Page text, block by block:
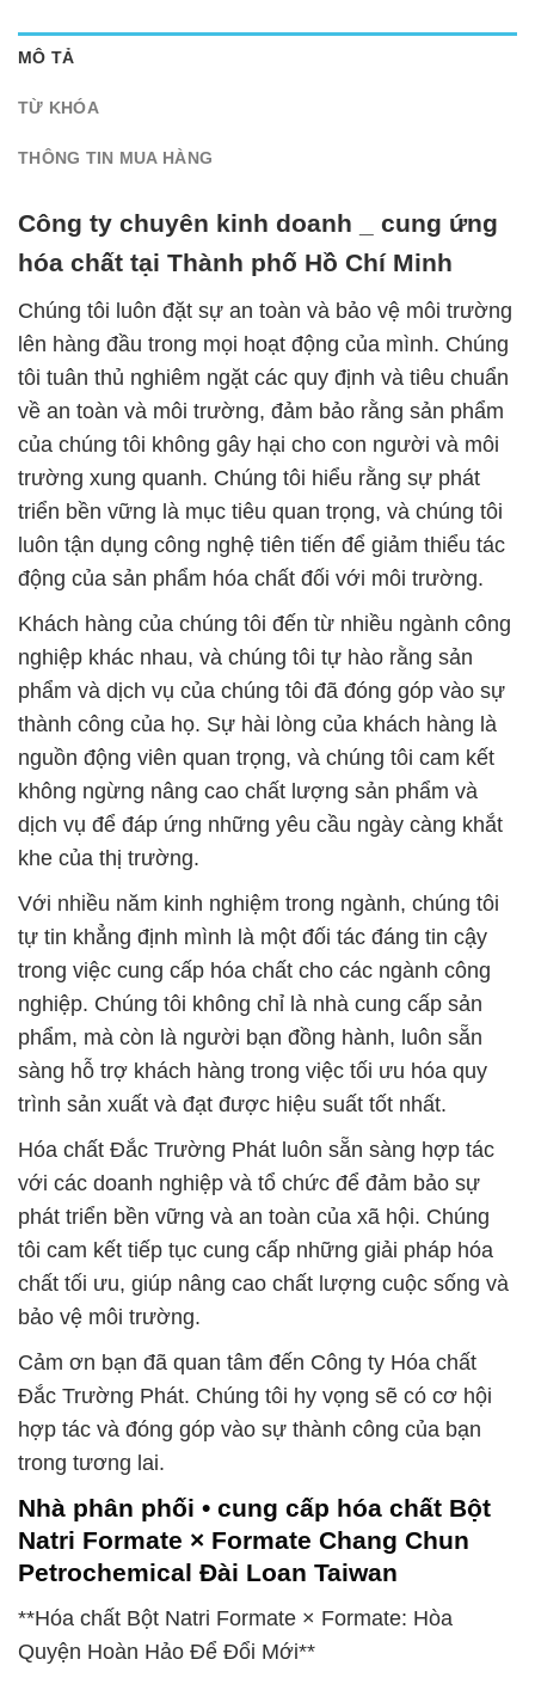
MÔ TẢ
TỪ KHÓA
THÔNG TIN MUA HÀNG
Công ty chuyên kinh doanh _ cung ứng
hóa chất tại Thành phố Hồ Chí Minh
Chúng tôi luôn đặt sự an toàn và bảo vệ môi trường
lên hàng đầu trong mọi hoạt động của mình. Chúng
tôi tuân thủ nghiêm ngặt các quy định và tiêu chuẩn
về an toàn và môi trường, đảm bảo rằng sản phẩm
của chúng tôi không gây hại cho con người và môi
trường xung quanh. Chúng tôi hiểu rằng sự phát
triển bền vững là mục tiêu quan trọng, và chúng tôi
luôn tận dụng công nghệ tiên tiến để giảm thiểu tác
động của sản phẩm hóa chất đối với môi trường.
Khách hàng của chúng tôi đến từ nhiều ngành công
nghiệp khác nhau, và chúng tôi tự hào rằng sản
phẩm và dịch vụ của chúng tôi đã đóng góp vào sự
thành công của họ. Sự hài lòng của khách hàng là
nguồn động viên quan trọng, và chúng tôi cam kết
không ngừng nâng cao chất lượng sản phẩm và
dịch vụ để đáp ứng những yêu cầu ngày càng khắt
khe của thị trường.
Với nhiều năm kinh nghiệm trong ngành, chúng tôi
tự tin khẳng định mình là một đối tác đáng tin cậy
trong việc cung cấp hóa chất cho các ngành công
nghiệp. Chúng tôi không chỉ là nhà cung cấp sản
phẩm, mà còn là người bạn đồng hành, luôn sẵn
sàng hỗ trợ khách hàng trong việc tối ưu hóa quy
trình sản xuất và đạt được hiệu suất tốt nhất.
Hóa chất Đắc Trường Phát luôn sẵn sàng hợp tác
với các doanh nghiệp và tổ chức để đảm bảo sự
phát triển bền vững và an toàn của xã hội. Chúng
tôi cam kết tiếp tục cung cấp những giải pháp hóa
chất tối ưu, giúp nâng cao chất lượng cuộc sống và
bảo vệ môi trường.
Cảm ơn bạn đã quan tâm đến Công ty Hóa chất
Đắc Trường Phát. Chúng tôi hy vọng sẽ có cơ hội
hợp tác và đóng góp vào sự thành công của bạn
trong tương lai.
Nhà phân phối • cung cấp hóa chất Bột
Natri Formate × Formate Chang Chun
Petrochemical Đài Loan Taiwan
**Hóa chất Bột Natri Formate × Formate: Hòa
Quyện Hoàn Hảo Để Đổi Mới**